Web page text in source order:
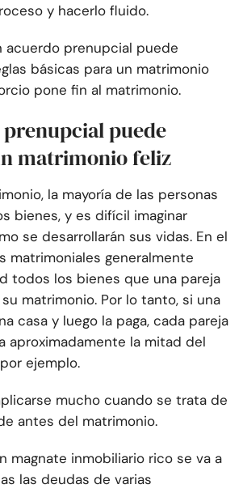
y hacerlo fluido.
acuerdo prenupcial puede
básicas para un matrimonio
pone fin al matrimonio.
puede
matrimonio feliz
la mayoría de las personas
bienes, y es difícil imaginar
se desarrollarán sus vidas. En el
matrimoniales generalmente
todos los bienes que una pareja
matrimonio. Por lo tanto, si una
casa y luego la paga, cada pareja
aproximadamente la mitad del
ejemplo.
mucho cuando se trata de
antes del matrimonio.
magnate inmobiliario rico se va a
las deudas de varias